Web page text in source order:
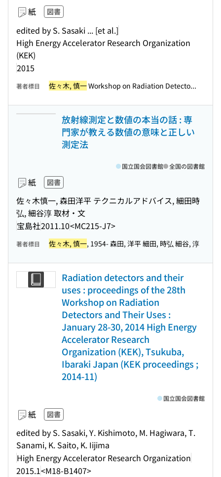
紙 図書
edited by S. Sasaki ... [et al.]
High Energy Accelerator Research Organization
(KEK)
2015
著者標目 佐々木, 慎一Workshop on Radiation Detecto...
放射線測定と数値の本当の話 : 専
門家が教える数値の意味と正しい
測定法
紙 図書
佐々木慎一, 森田洋平 テクニカルアドバイス, 細田時
弘, 細谷淳 取材・文
宝島社2011.10<MC215-J7>
国立国会図書館 全国の図書館
著者標目 佐々木, 慎一, 1954- 森田, 洋平 細田, 時弘 細谷, 淳
Radiation detectors and their
uses : proceedings of the 28th
Workshop on Radiation
Detectors and Their Uses :
January 28-30, 2014 High Energy
Accelerator Research
Organization (KEK), Tsukuba,
Ibaraki Japan (KEK proceedings ;
2014-11)
紙 図書
edited by S. Sasaki, Y. Kishimoto, M. Hagiwara, T.
Sanami, K. Saito, K. Iijima
High Energy Accelerator Research Organization
2015.1<M18-B1407>
国立国会図書館